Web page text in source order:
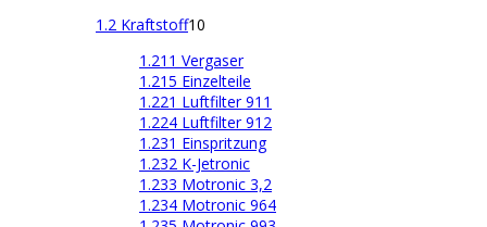
1.2 Kraftstoff10
1.211 Vergaser
1.215 Einzelteile
1.221 Luftfilter 911
1.224 Luftfilter 912
1.231 Einspritzung
1.232 K-Jetronic
1.233 Motronic 3,2
1.234 Motronic 964